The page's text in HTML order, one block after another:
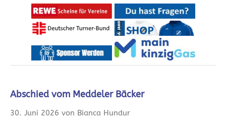
Abschied vom Meddeler Bäcker
30. Juni 2026 von Bianca Hundur